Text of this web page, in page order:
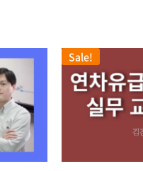
Sale!